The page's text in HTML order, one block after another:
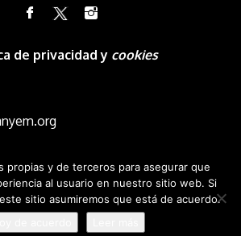
de privacidad y cookies
propias y de terceros para asegurar que
al usuario en nuestro sitio web. Si
sitio asumiremos que está de acuerdo.